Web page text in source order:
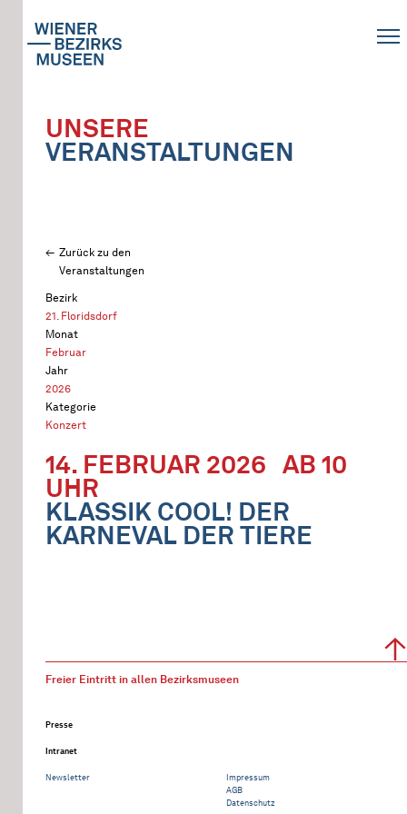
UNSERE
VERANSTALTUNGEN
Zurück zu den
Veranstaltungen
Bezirk
21. Floridsdorf
Monat
Februar
Jahr
2026
Kategorie
Konzert
14. FEBRUAR 2026 AB 10
UHR
KLASSIK COOL! DER
KARNEVAL DER TIERE
Freier Eintritt in allen Bezirksmuseen
Presse
Intranet
Newsletter
Impressum
AGB
Datenschutz